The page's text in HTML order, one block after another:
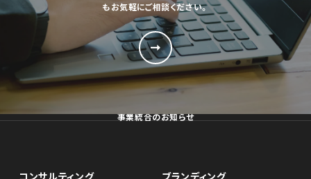
もお気軽にご相談ください。
事業統合のお知らせ